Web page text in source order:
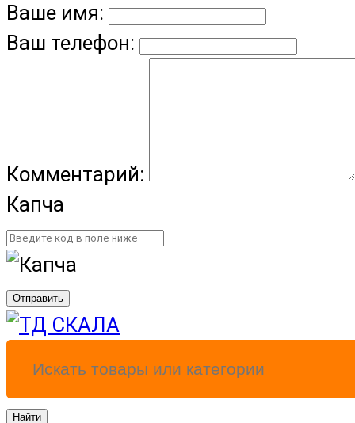
Ваше имя:
Ваш телефон:
Комментарий:
Капча
Отправить
Найти